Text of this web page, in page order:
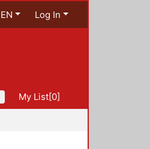
EN Log In
My List[0]